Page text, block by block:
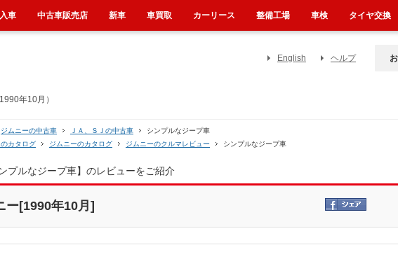
年10月）
English ヘルプ
ジムニーの中古車 ＪＡ、ＳＪの中古車
シンプルなジープ車
カタログ ジムニーのカタログ ジムニーのクルマレビュー シンプルなジープ車
プルなジープ車】のレビューをご紹介
[1990年10月]
車 中古車販売店 新車 車買取 カーリース 整備工場 車検 タイヤ交換